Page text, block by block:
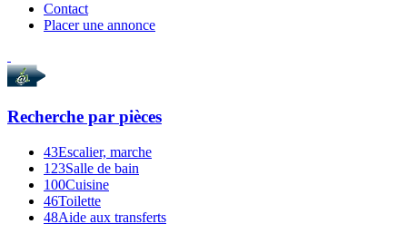
Contact
Placer une annonce
Recherche par pièces
43Escalier, marche
123Salle de bain
100Cuisine
46Toilette
48Aide aux transferts